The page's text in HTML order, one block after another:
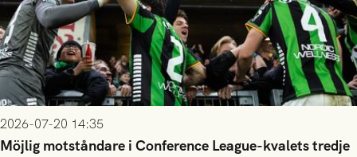
2026-07-20 14:35
Möjlig motståndare i Conference League-kvalets tredje